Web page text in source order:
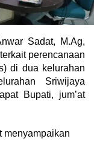
Sadat, M.Ag,
perencanaan
di dua kelurahan
Sriwijaya
Bupati, jum’at
menyampaikan